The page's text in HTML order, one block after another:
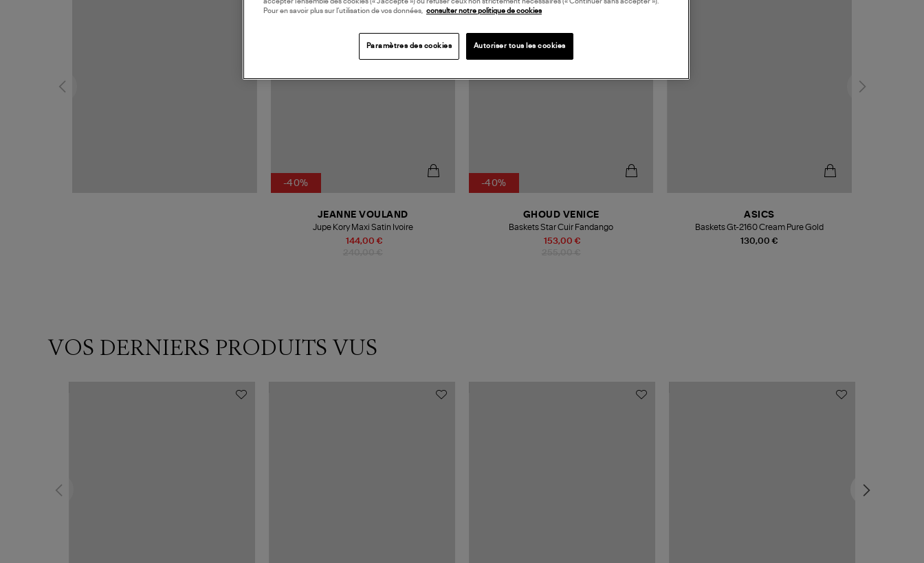
-40%
144,00 €
JEANNE VOULAND
Jupe Kory Maxi Satin Ivoire
-40%
153,00 €
GHOUD VENICE
Baskets Star Cuir Fandango
130,00 €
ASICS
Baskets Gt-2160 Cream Pure Gold
VOS DERNIERS PRODUITS VUS
accepter l’ensemble des cookies (« J’accepte ») ou refuser ceux non strictement nécessaires (« Continuer sans accepter »).
Pour en savoir plus sur l’utilisation de vos données, consulter notre politique de cookies
Paramètres des cookies Autoriser tous les cookies